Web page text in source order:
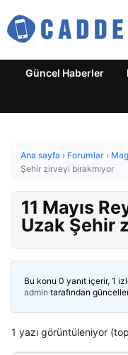
Güncel Haberler
Ana sayfa › Forumlar ›
Şehir zirveyi bırakmıyor
11 Mayıs
Uzak Şehir
Bu konu 0 yanıt içerir, 1
admin tarafından
1 yazı görüntüleniyor